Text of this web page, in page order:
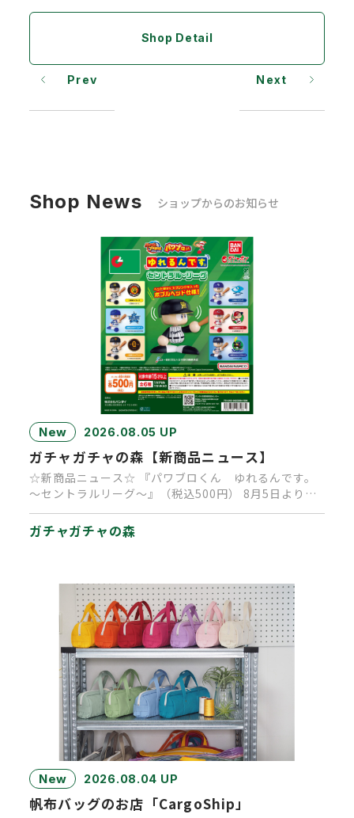
Shop Detail
Prev Next
Shop News ショップからのお知らせ
New 2026.08.05 UP
ガチャガチャの森【新商品ニュース】
☆新商品ニュース☆ 『パワブロくん ゆれるんです。
～セントラルリーグ～』（税込500円） 8月5日より順
ガチャガチャの森
New 2026.08.04 UP
帆布バッグのお店「CargoShip」